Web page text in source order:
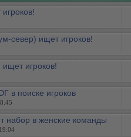
север) ищет игроков!
игроков!
в поиске игроков
набор в женские команды